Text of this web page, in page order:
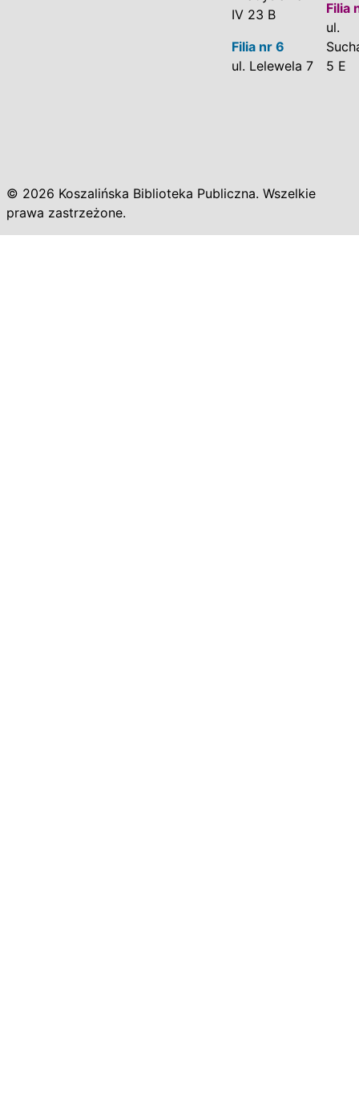
IV 23 B
Filia nr 6
ul. Lelewela 7
Filia
ul.
5 E
© 2026 Koszalińska Biblioteka Publiczna. Wszelkie
prawa zastrzeżone.